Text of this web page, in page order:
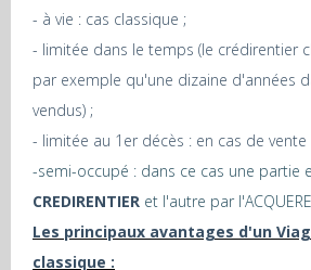
- à vie : cas classique ;
- limitée dans le temps (le crédirentier
par exemple qu'une dizaine d'années
vendus) ;
- limitée au 1er décès : en cas de vente
-semi-occupé : dans ce cas une partie
CREDIRENTIER et l'autre par
Les principaux avantages d'un
classique :